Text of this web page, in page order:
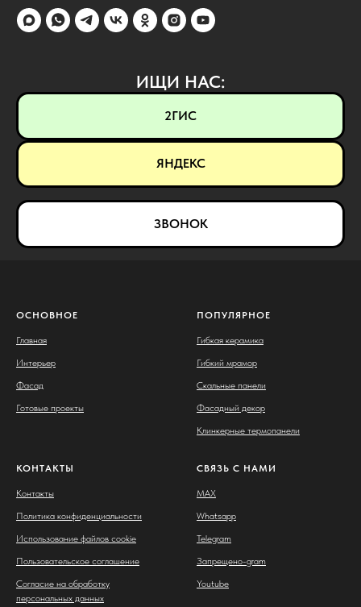
ИЩИ НАС:
2ГИС
ЯНДЕКС
ЗВОНОК
ОСНОВНОЕ
Главная
Интерьер
Фасад
Готовые проекты
ПОПУЛЯРНОЕ
Гибкая керамика
Гибкий мрамор
Скальные панели
Фасадный декор
Клинкерные термопанели
КОНТАКТЫ
Контакты
Политика конфиденциальности
Использование файлов cookie
Пользовательское соглашение
Согласие на обработку
персональных данных
СВЯЗЬ С НАМИ
MAX
Whatsapp
Telegram
Запрещено-gram
Youtube